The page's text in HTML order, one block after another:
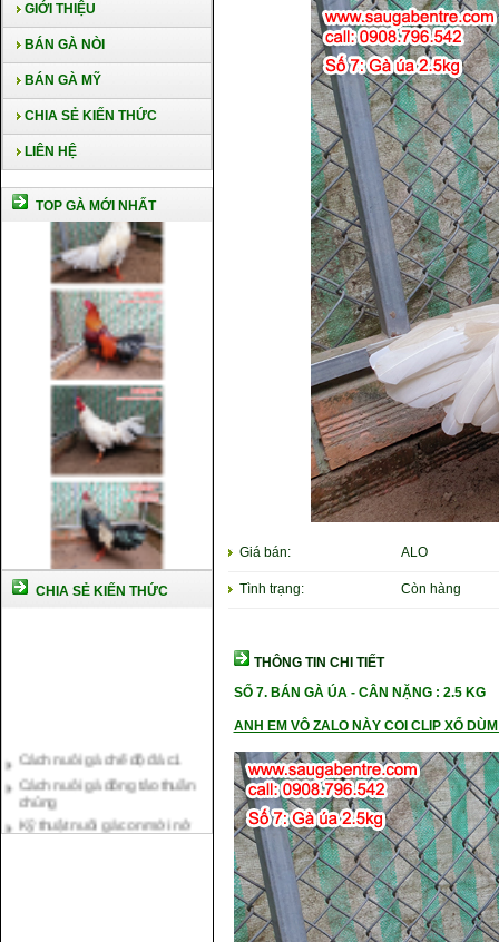
GIỚI THIỆU
BÁN GÀ NÒI
BÁN GÀ MỸ
CHIA SẺ KIẾN THỨC
LIÊN HỆ
TOP GÀ MỚI NHẤT
CHIA SẺ KIẾN THỨC
Cách nuôi gà đông tảo thuần
Kỹ thuật nuôi gà con mới nở
Hướng dẫn nuôi gà đá
Giá bán: ALO
Tình trạng: Còn hàng
THÔNG TIN CHI TIẾT
SỐ 7.BÁN GÀ ÚA -CÂN NẶNG : 2.5 KG
ANH EM VÔ ZALO NÀY COI CLIP XỔ